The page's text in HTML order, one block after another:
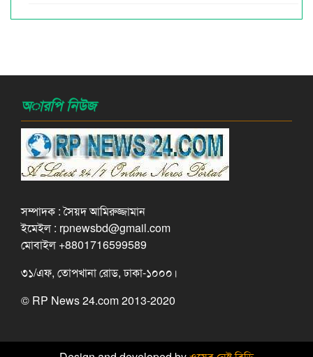
অারপি নিউজ
সম্পাদক : সৈয়দ আমিরুজ্জামান
ইমেইল : rpnewsbd@gmail.com
মোবাইল +8801716599589
৩১/এফ, তোপখানা রোড, ঢাকা-১০০০।
© RP News 24.com 2013-2020